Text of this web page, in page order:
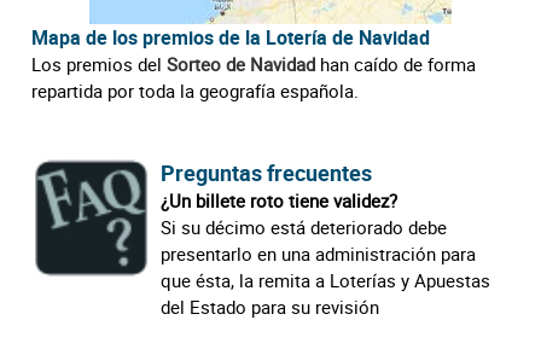
Mapa de los premios de la Lotería de Navidad
Los premios delSorteo de Navidad han caído de forma
repartida por toda la geografía española.
Preguntas frecuentes
¿Un billete roto tiene validez?
Si su décimo está deteriorado debe
presentarlo en una administración para
que ésta, la remita a Loterías y Apuestas
del Estado para su revisión